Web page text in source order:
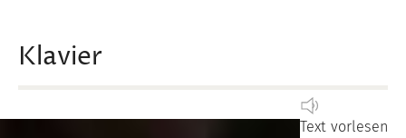
Klavier
Text vorlesen